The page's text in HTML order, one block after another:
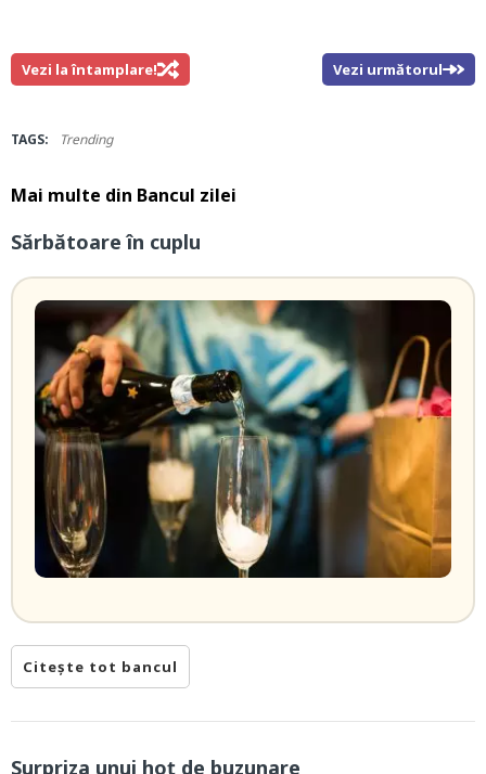
Vezi la întamplare! Vezi următorul
TAGS: Trending
Mai multe din Bancul zilei
Sărbătoare în cuplu
Citește tot bancul
Surpriza unui hoţ de buzunare